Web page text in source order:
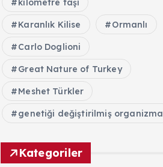
kilometre taşı
Karanlık Kilise Ormanlı
Carlo Doglioni
Great Nature of Turkey
Meshet Türkler
genetiği değiştirilmiş organizma
Kategoriler